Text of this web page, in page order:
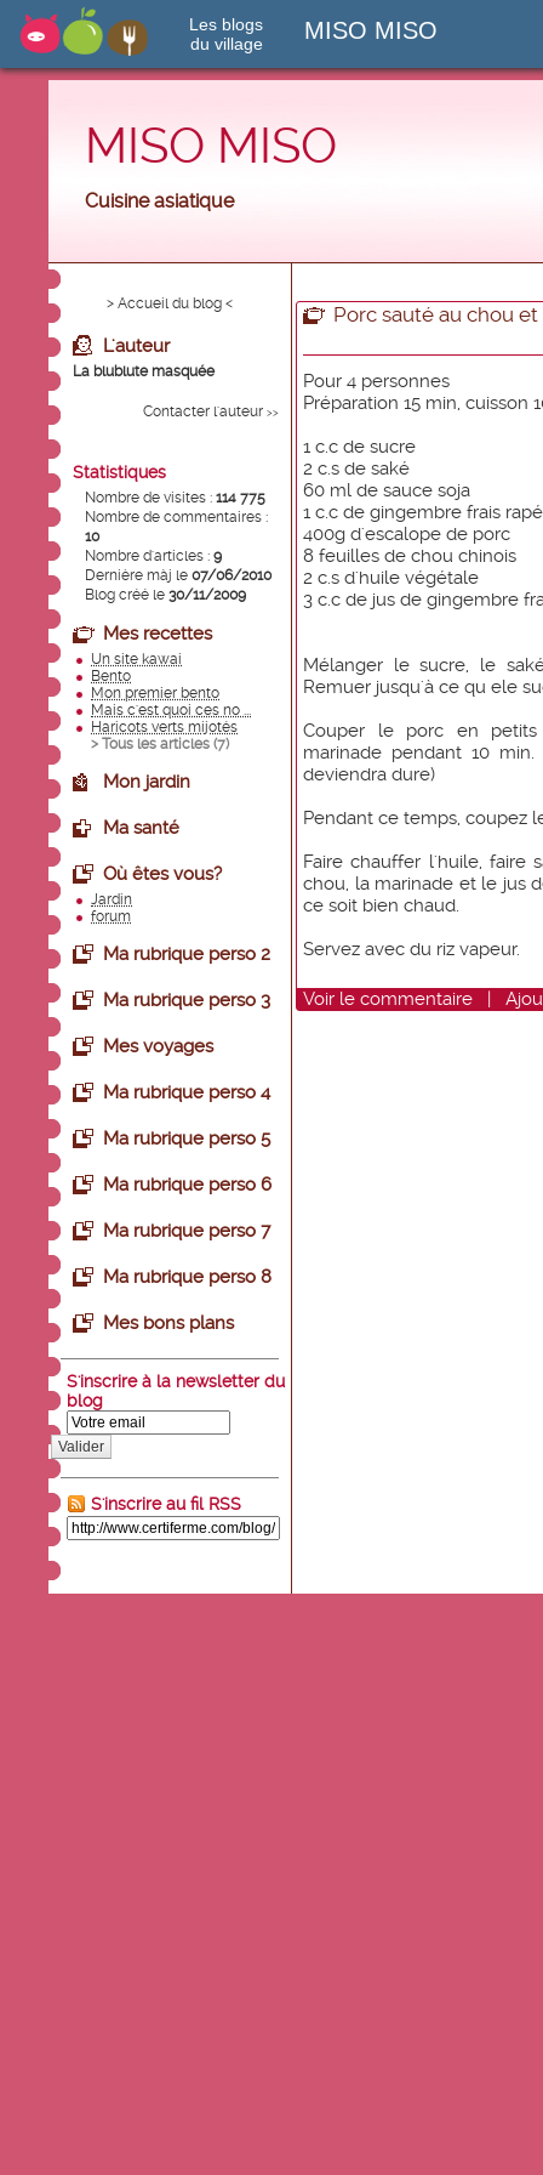
Les blogs
du village
MISO MISO
MISO MISO
Cuisine asiatique
> Accueil du blog <
L'auteur
La blublute masquée
Contacter l'auteur >>
Statistiques
Nombre de visites : 114 775
Nombre de commentaires :
10
Nombre d'articles : 9
Dernière màj le 07/06/2010
Blog créé le 30/11/2009
Mes recettes
Un site kawai
Bento
Mon premier bento
Mais c'est quoi ces no ...
Haricots verts mijotés
> Tous les articles (7)
Mon jardin
Ma santé
Où êtes vous?
Jardin
forum
Ma rubrique perso 2
Ma rubrique perso 3
Mes voyages
Ma rubrique perso 4
Ma rubrique perso 5
Ma rubrique perso 6
Ma rubrique perso 7
Ma rubrique perso 8
Mes bons plans
S'inscrire à la newsletter du
blog
Valider
S'inscrire au fil RSS
Porc sauté au chou
Pour 4 personnes
Préparation 15 min, cuisson
1 c.c de sucre
2 c.s de saké
60 ml de sauce soja
1 c.c de gingembre frais rapé
400g d'escalope de porc
8 feuilles de chou chinois
2 c.s d'huile végétale
3 c.c de jus de gingembre
Mélanger le sucre, le
Remuer jusqu'à ce qu ele
Couper le porc en
marinade pendant 10
deviendra dure)
Pendant ce temps, coupez
Faire chauffer l'huile, faire
chou, la marinade et le jus
ce soit bien chaud.
Servez avec du riz vapeur.
Voir le commentaire |